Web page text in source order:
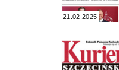
21.02.2025